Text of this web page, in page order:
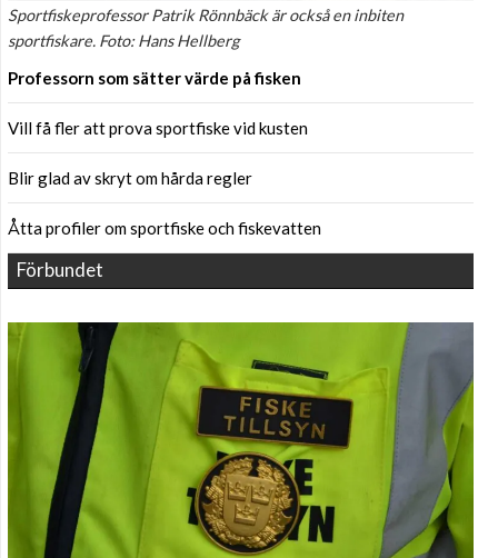
Sportfiskeprofessor Patrik Rönnbäck är också en inbiten
sportfiskare. Foto: Hans Hellberg
Professorn som sätter värde på fisken
Vill få fler att prova sportfiske vid kusten
Blir glad av skryt om hårda regler
Åtta profiler om sportfiske och fiskevatten
Förbundet